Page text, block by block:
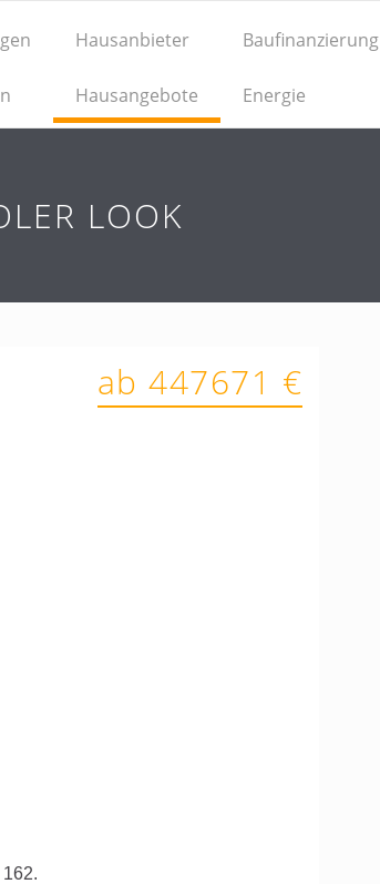
Hausanbieter
Hausangebote
Baufinanzierung
Energie
LOOK
ab 447671 €